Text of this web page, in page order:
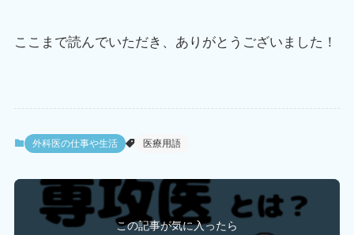
ここまで読んでいただき、ありがとうございました！
外科医の仕事や生活 医療用語
この記事が気に入ったら